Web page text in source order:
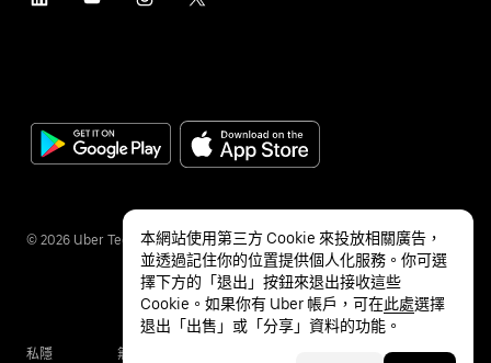
© 2026 Uber Technologies Inc.
私隱 無障礙服務
本網站使用第三方 Cookie 來投放相關廣告，
並透過記住你的位置提供個人化服務。你可選
擇下方的「退出」按鈕來退出接收這些
Cookie。如果你有 Uber 帳戶，可在此處選擇
退出「出售」或「分享」資料的功能。